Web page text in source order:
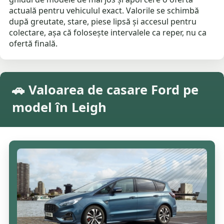
actuală pentru vehiculul exact. Valorile se schimbă
după greutate, stare, piese lipsă și accesul pentru
colectare, așa că folosește intervalele ca reper, nu ca
ofertă finală.
🚗 Valoarea de casare Ford pe
model în Leigh